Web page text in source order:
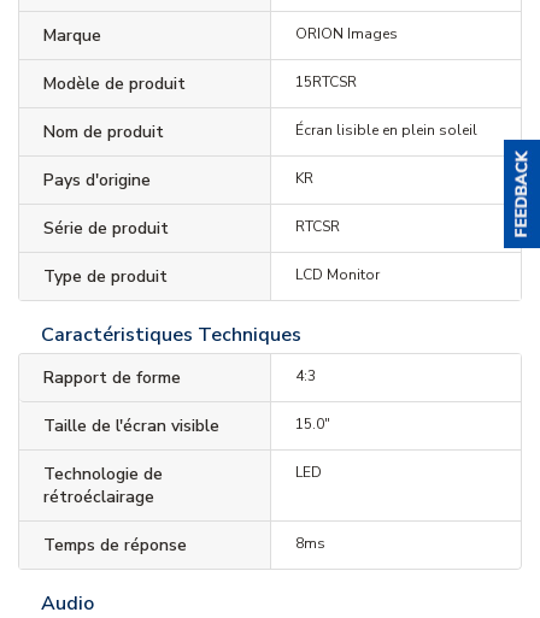
Marque ORION Images
Modèle de produit 15RTCSR
Nom de produit Écran lisible en plein soleil
Pays d'origine KR
Série de produit RTCSR
Type de produit LCD Monitor
Caractéristiques Techniques
Rapport de forme 4:3
Taille de l'écran visible 15.0"
Technologie de
rétroéclairage
LED
Temps de réponse 8ms
Audio